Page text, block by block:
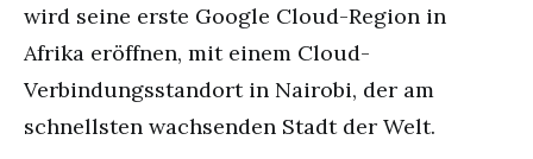
wird seine erste Google Cloud-Region in
Afrika eröffnen, mit einem Cloud-
Verbindungsstandort in Nairobi, der am
schnellsten wachsenden Stadt der Welt.